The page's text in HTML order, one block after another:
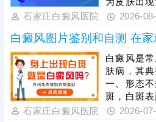
期黄金治疗
伤较轻，
好。
白色斑块
渐扩散，可
纯肉眼判
诊，需依
白癜风，需
病情，避
疗难度。同
病，治疗
石家庄白癜风医院 2026-
白癜风图片鉴别和自测 在
白癜风是
肤病，其
一、形态
斑，白斑
痒，可出
石家庄白癜风医院 2026-